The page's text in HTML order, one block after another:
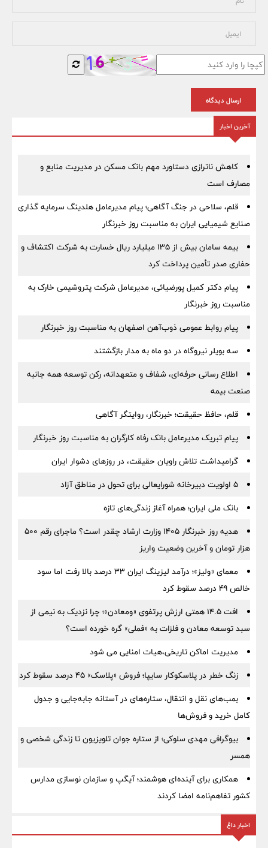
ارسال دیدگاه
آخرین اخبار
کاهش ناترازی دستاورد مهم بانک مسکن در مدیریت منابع و
مصارف است
قلم، سلاحی در جنگ آگاهی؛ پیام مدیرعامل هلدینگ سرمایه گذاری
صنایع شیمیایی ایران به مناسبت روز خبرنگار
بیمه سامان بیش از ۱۳۵ میلیارد ریال خسارت به شرکت اکتشاف و
حفاری صدر تأمین پرداخت کرد
پیام دکتر کمیل پورضیائی، مدیرعامل شرکت پتروشیمی خارک به
مناسبت روز خبرنگار
پیام روابط عمومی ذوب‌آهن اصفهان به مناسبت روز خبرنگار
سه بویلر نیروگاه در دو ماه به مدار بازگشتند
اطلاع رسانی حرفه‌ای، شفاف و متعهدانه، رکن توسعه همه جانبه
صنعت بیمه
قلم، حافظ حقیقت؛ خبرنگار، روایتگر آگاهی
پیام تبریک مدیرعامل بانک رفاه کارگران به مناسبت روز خبرنگار
گرامیداشت تلاش راویان حقیقت، در روزهای دشوار ایران
5 اولویت دبیرخانه شورایعالی برای تحول در مناطق آزاد
بانک ملی ایران؛ همراه آغاز زندگی‌های تازه
هدیه روز خبرنگار ۱۴۰۵ وزارت ارشاد چقدر است؟ ماجرای رقم ۵۰۰
هزار تومان و آخرین وضعیت واریز
معمای «ولیز»؛ درآمد لیزینگ ایران ۳۳ درصد بالا رفت اما سود
خالص ۴۹ درصد سقوط کرد
افت ۱۴.۵ همتی ارزش پرتفوی «ومعادن»؛ چرا نزدیک به نیمی از
سبد توسعه معادن و فلزات به «فملی» گره خورده است؟
مدیریت اماکن تاریخی،هیات امنایی می شود
زنگ خطر در پلاسکوکار سایپا؛ فروش «پلاسک» ۴۵ درصد سقوط کرد
بمب‌های نقل و انتقال، ستاره‌های در آستانه جابه‌جایی و جدول
کامل خرید و فروش‌ها
بیوگرافی مهدی سلوکی؛ از ستاره جوان تلویزیون تا زندگی شخصی و
همسر
همکاری برای آینده‌ای هوشمند؛ آیگپ و سازمان نوسازی مدارس
کشور تفاهم‌نامه امضا کردند
اخبار داغ